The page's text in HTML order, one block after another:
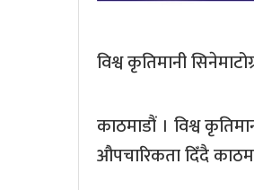
विश्व कृतिमानी
काठमाडौं । विश्व
औपचारिकता दिँदै